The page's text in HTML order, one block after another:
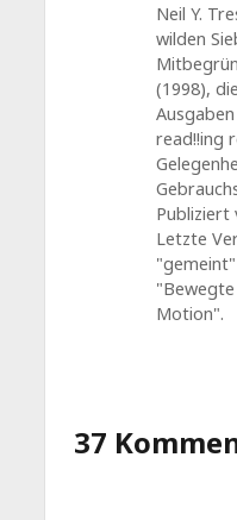
Neil Y.
wilden
(1998),
read!!ing
Publiziert
Letzte
Motion".
37